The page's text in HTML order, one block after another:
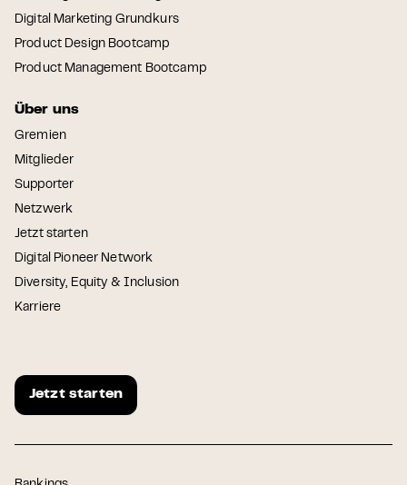
Digital Marketing Grundkurs
Product Design Bootcamp
Product Management Bootcamp
Über uns
Gremien
Mitglieder
Supporter
Netzwerk
Jetzt starten
Digital Pioneer Network
Diversity, Equity & Inclusion
Karriere
Jetzt starten